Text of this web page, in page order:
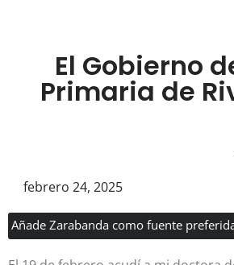
El Gobierno
Primaria de
febrero 24, 2025
Añade Zarabanda como fuente